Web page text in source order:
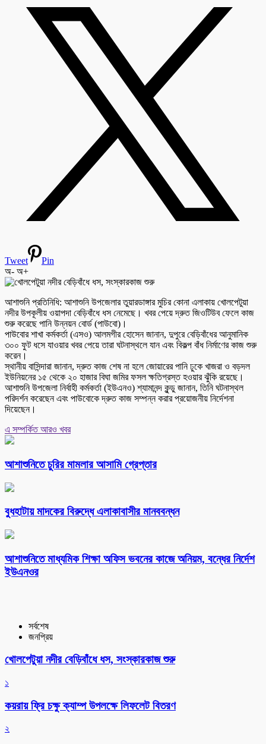
Tweet
Pin
অ- অ+
আশাশুনি প্রতিনিধি: আশাশুনি উপজেলার তুয়ারডাঙ্গার মুচির কোনা এলাকায় খোলপেটুয়া
নদীর উপকূলীয় ওয়াপদা বেড়িবাঁধে ধস নেমেছে। খবর পেয়ে দ্রুত জিওটিউব ফেলে কাজ
শুরু করেছে পানি উন্নয়ন বোর্ড (পাউবো)।
পাউবোর শাখা কর্মকর্তা (এসও) আলমগীর হোসেন জানান, দুপুরে বেড়িবাঁধের আনুমানিক
৩০০ ফুট ধসে যাওয়ার খবর পেয়ে তারা ঘটনাস্থলে যান এবং বিকল্প বাঁধ নির্মাণের কাজ শুরু
করেন।
স্থানীয় বাসিন্দারা জানান, দ্রুত কাজ শেষ না হলে জোয়ারের পানি ঢুকে খাজরা ও বড়দল
ইউনিয়নের ১৫ থেকে ২০ হাজার বিঘা জমির ফসল ক্ষতিগ্রস্ত হওয়ার ঝুঁকি রয়েছে।
আশাশুনি উপজেলা নির্বাহী কর্মকর্তা (ইউএনও) শ্যামানন্দ কুন্ডু জানান, তিনি ঘটনাস্থল
পরিদর্শন করেছেন এবং পাউবোকে দ্রুত কাজ সম্পন্ন করার প্রয়োজনীয় নির্দেশনা
দিয়েছেন।
এ সম্পর্কিত আরও খবর
আশাশুনিতে চুরির মামলার আসামি গ্রেপ্তার
বুধহাটায় মাদকের বিরুদ্ধে এলাকাবাসীর মানববন্ধন
আশাশুনিতে মাধ্যমিক শিক্ষা অফিস ভবনের কাজে অনিয়ম, বন্ধের নির্দেশ
ইউএনওর
সর্বশেষ
জনপ্রিয়
খোলপেটুয়া নদীর বেড়িবাঁধে ধস, সংস্কারকাজ শুরু
১
কয়রায় ফ্রি চক্ষু ক্যাম্প উপলক্ষে লিফলেট বিতরণ
২